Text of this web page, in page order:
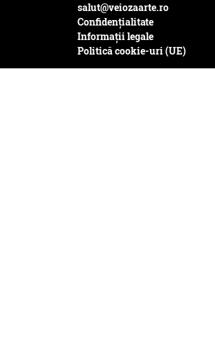
salut@veiozaarte.ro
Confidențialitate
Informații legale
Politică cookie-uri (UE)